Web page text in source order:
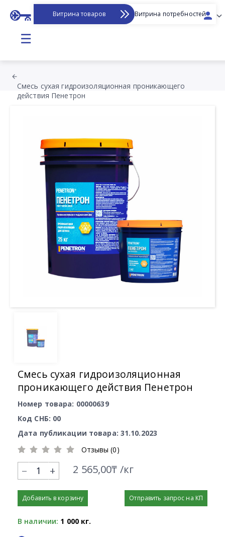
Витрина товаров Витрина потребностей
☰
Смесь сухая гидроизоляционная проникающего
действия Пенетрон
Смесь сухая гидроизоляционная
проникающего действия Пенетрон
Номер товара: 00000639
Код СНБ: 00
Дата публикации товара: 31.10.2023
Отзывы (0)
+ 2 565,00₸ /кг
Добавить в корзину Отправить запрос на КП
В наличии: 1 000 кг.